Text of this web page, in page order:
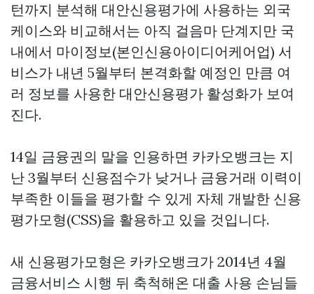
턴까지 분석해 대안신용평가에 사용하는 외국
케이스와 비교해서는 아직 걸음마 단계지만 국
내에서 마이정보(본인신용아이디어케어업) 서
비스가 내년 5월부터 본격화할 예정인 만큼 여
러 정보를 사용한 대안신용평가 활성화가 보여
진다.
14일 금융권의 말을 인용하면 카카오뱅크는 지
난 3월부터 신용점수가 낮거나 금융거래 이력이
부족한 이들을 평가할 수 있게 자체 개발한 신용
평가모형(CSS)을 활용하고 있을 것입니다.
새 신용평가모형은 카카오뱅크가 2014년 4월
금융서비스 시행 뒤 축척해온 대출 사용 손님들